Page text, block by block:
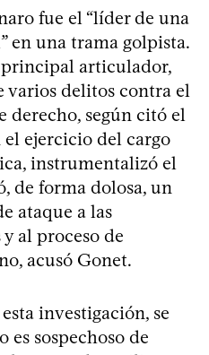
fue el “líder de una
en una trama golpista.
articulador,
varios delitos contra el
derecho, según citó el
el ejercicio del cargo
instrumentalizó el
de forma dolosa, un
ataque a las
al proceso de
acusó Gonet.
investigación, se
es sospechoso de